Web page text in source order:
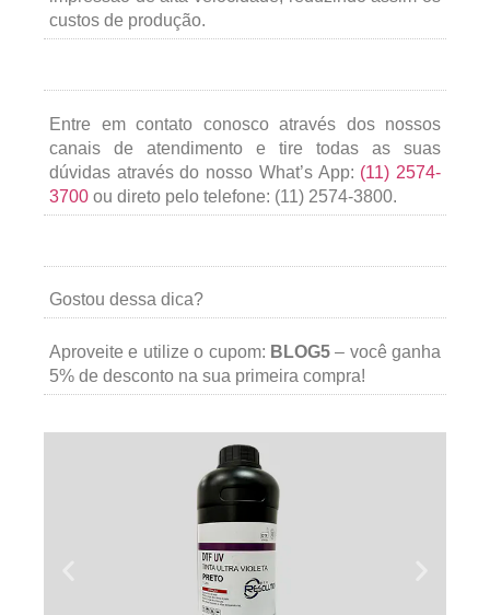
custos de produção.
Entre em contato conosco através dos nossos
canais de atendimento e tire todas as suas
dúvidas através do nosso What’s App: (11) 2574-
3700 ou direto pelo telefone: (11) 2574-3800.
Gostou dessa dica?
Aproveite e utilize o cupom: BLOG5– você ganha
5% de desconto na sua primeira compra!